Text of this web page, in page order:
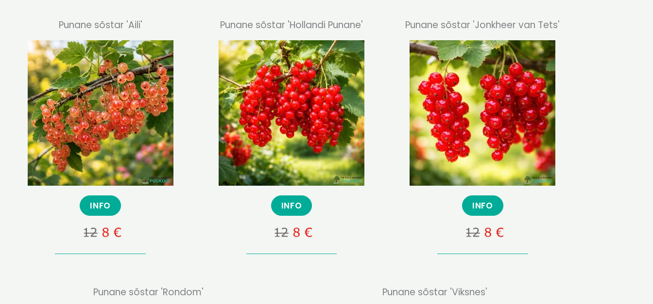
Punane sõstar 'Aili'
INFO
Punane sõstar 'Hollandi Punane'
INFO
Punane sõstar 'Jonkheer van Tets'
INFO
Punane sõstar 'Rondom' Punane sõstar 'Viksnes'